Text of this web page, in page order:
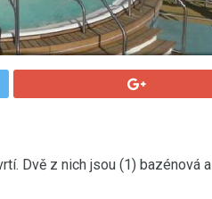
Dvě z nich jsou (1) bazénová a